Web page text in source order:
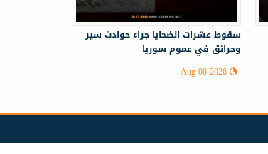
سقوط عشرات الضحايا جراء حوادث سير
وحرائق في عموم سوريا
Aug 06 2026